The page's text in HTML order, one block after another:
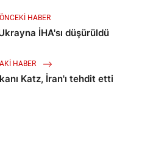
ÖNCEKI HABER
İHA'sı düşürüldü
HABER
Katz, İran'ı tehdit etti